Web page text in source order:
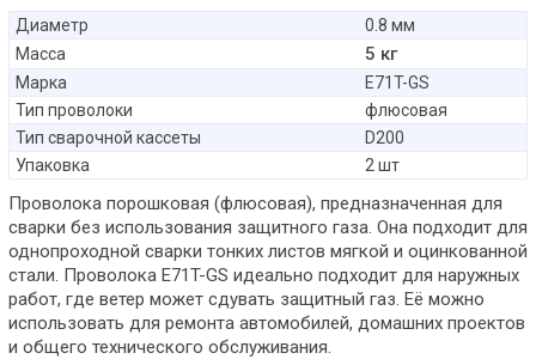
Диаметр
0.8 мм
Масса
5 кг
Марка
E71T-GS
Тип проволоки
флюсовая
Тип сварочной кассеты
D200
Упаковка
2 шт
Проволока порошковая (флюсовая), предназначенная для
сварки без использования защитного газа. Она подходит для
однопроходной сварки тонких листов мягкой и оцинкованной
стали. Проволока E71T-GS идеально подходит для наружных
работ, где ветер может сдувать защитный газ. Её можно
использовать для ремонта автомобилей, домашних проектов
и общего технического обслуживания.